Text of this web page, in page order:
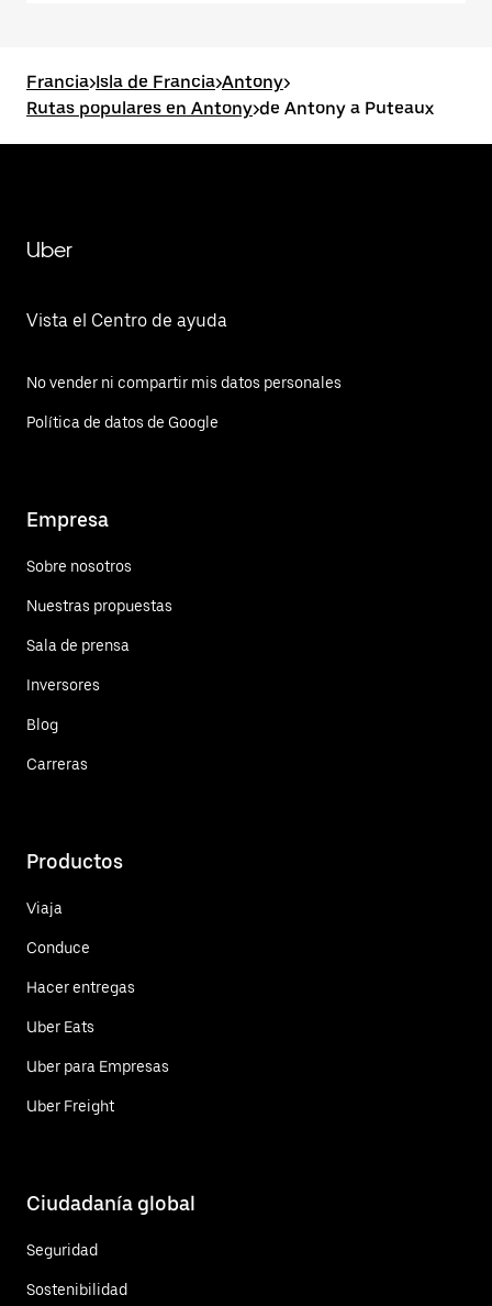
Francia>Isla de Francia>Antony>
Rutas populares en Antony>de Antony a Puteaux
Uber
Vista el Centro de ayuda
No vender ni compartir mis datos personales
Política de datos de Google
Empresa
Sobre nosotros
Nuestras propuestas
Sala de prensa
Inversores
Blog
Carreras
Productos
Viaja
Conduce
Hacer entregas
Uber Eats
Uber para Empresas
Uber Freight
Ciudadanía global
Seguridad
Sostenibilidad